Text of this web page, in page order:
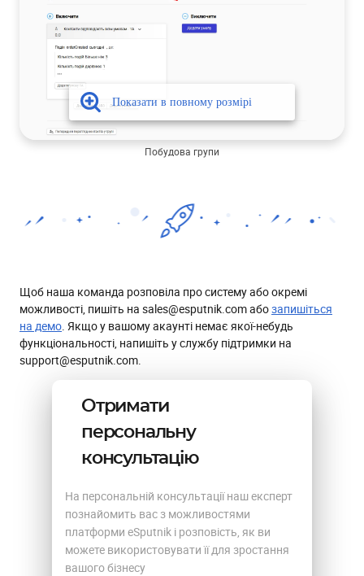
Побудова групи
Щоб наша команда розповіла про систему або окремі
можливості, пишіть на sales@esputnik.com абозапишіться
на демо . Якщо у вашому акаунті немає якої-небудь
функціональності, напишіть у службу підтримки на
support@esputnik.com.
Отримати
персональну
консультацію
На персональній консультації наш експерт
познайомить вас з можливостями
платформи eSputnik і розповість, як ви
можете використовувати її для зростання
вашого бізнесу